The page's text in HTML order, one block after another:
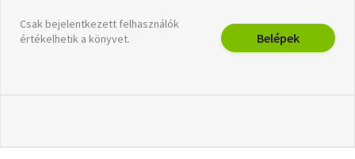
Csak bejelentkezett felhasználók
értékelhetik a könyvet.
Belépek